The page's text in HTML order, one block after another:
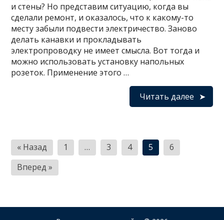
и стены? Но представим ситуацию, когда вы
сделали ремонт, и оказалось, что к какому-то
месту забыли подвести электричество. Заново
делать канавки и прокладывать
электропроводку не имеет смысла. Вот тогда и
можно использовать установку напольных
розеток. Применение этого …
Читать далее
Навигация
по
записям
« Назад 1 … 3 4 5
6
Вперед »